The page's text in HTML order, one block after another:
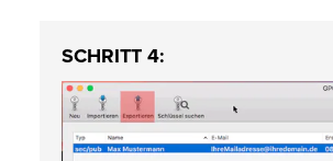
SCHRITT 4: